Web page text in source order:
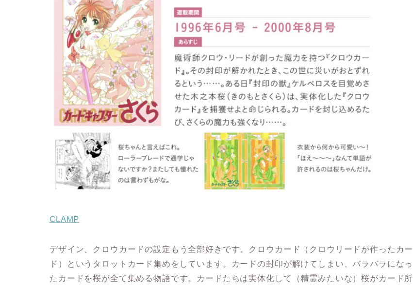
CLAMP
デザイン、クロウカードの設定もう全部好きです。クロウカード（クロウリードが作ったカー
ド）というタロットカード集めをしています。カードの封印が解けてしまい、バラバラになっ
たカードを桜が全て集める物語です。カードたちは実体化して（精霊みたいな）桜がカード所